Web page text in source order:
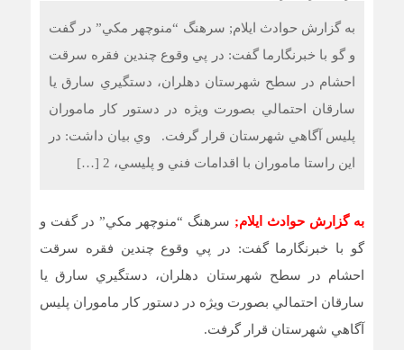
به گزارش حوادث ایلام; سرهنگ “منوچهر مکي” در گفت
و گو با خبرنگارما گفت: در پي وقوع چندين فقره سرقت
احشام در سطح شهرستان دهلران، دستگيري سارق يا
سارقان احتمالي بصورت ويژه در دستور کار ماموران
پليس آگاهي شهرستان قرار گرفت. وي بيان داشت: در
اين راستا ماموران با اقدامات فني و پليسي، 2 […]
به گزارش حوادث ایلام; سرهنگ “منوچهر مکي” در گفت و
گو با خبرنگارما گفت: در پي وقوع چندين فقره سرقت
احشام در سطح شهرستان دهلران، دستگيري سارق يا
سارقان احتمالي بصورت ويژه در دستور کار ماموران پليس
آگاهي شهرستان قرار گرفت.